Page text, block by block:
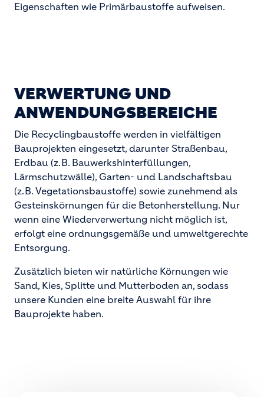
Eigenschaften wie Primärbaustoffe aufweisen.
VERWERTUNG UND
ANWENDUNGSBEREICHE
Die Recyclingbaustoffe werden in vielfältigen
Bauprojekten eingesetzt, darunter Straßenbau,
Erdbau (z. B. Bauwerkshinterfüllungen,
Lärmschutzwälle), Garten- und Landschaftsbau
(z. B. Vegetationsbaustoffe) sowie zunehmend als
Gesteinskörnungen für die Betonherstellung. Nur
wenn eine Wiederverwertung nicht möglich ist,
erfolgt eine ordnungsgemäße und umweltgerechte
Entsorgung.
Zusätzlich bieten wir natürliche Körnungen wie
Sand, Kies, Splitte und Mutterboden an, sodass
unsere Kunden eine breite Auswahl für ihre
Bauprojekte haben.